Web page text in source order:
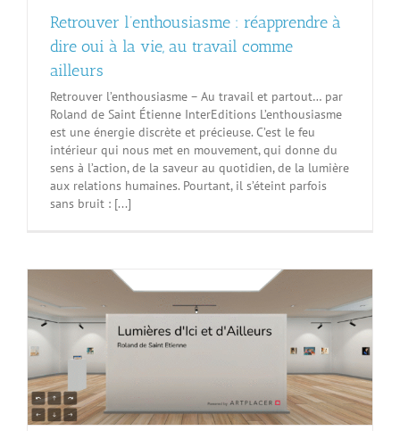
Retrouver l’enthousiasme : réapprendre à
dire oui à la vie, au travail comme
ailleurs
Retrouver l’enthousiasme – Au travail et partout… par
Roland de Saint Étienne InterEditions L’enthousiasme
est une énergie discrète et précieuse. C’est le feu
intérieur qui nous met en mouvement, qui donne du
sens à l’action, de la saveur au quotidien, de la lumière
aux relations humaines. Pourtant, il s’éteint parfois
sans bruit : [...]